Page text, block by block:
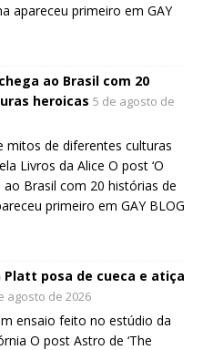
apareceu primeiro em GAY
ao Brasil com 20
heroicas 5 de agosto de
mitos de diferentes culturas
Livros da Alice O post ‘O
ao Brasil com 20 histórias de
primeiro em GAY BLOG
Platt posa de cueca e atiça
agosto de 2026
ensaio feito no estúdio da
O post Astro de ‘The